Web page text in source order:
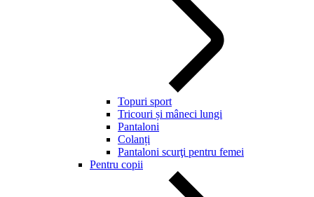
Topuri sport
Tricouri și mâneci lungi
Pantaloni
Colanți
Pantaloni scurţi pentru femei
Pentru copii